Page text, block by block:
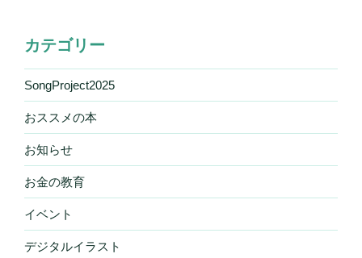
カテゴリー
SongProject2025
おススメの本
お知らせ
お金の教育
イベント
デジタルイラスト